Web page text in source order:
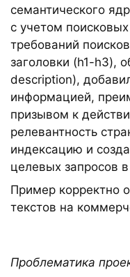
семантического
с учетом
требований
заголовки (h1-h3),
description),
информацией,
призывом к
релевантность
индексацию и
целевых запросов
Пример корректно
текстов на
Проблематика